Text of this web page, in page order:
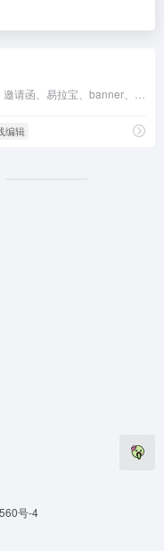
编辑
号-4